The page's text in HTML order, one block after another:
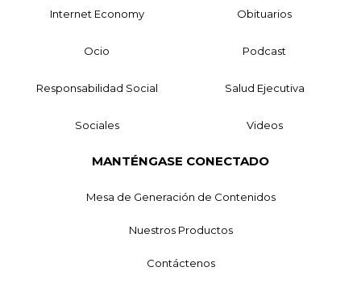
Internet Economy Obituarios
Ocio Podcast
Responsabilidad Social Salud Ejecutiva
Sociales Videos
MANTÉNGASE CONECTADO
Mesa de Generación de Contenidos
Nuestros Productos
Contáctenos